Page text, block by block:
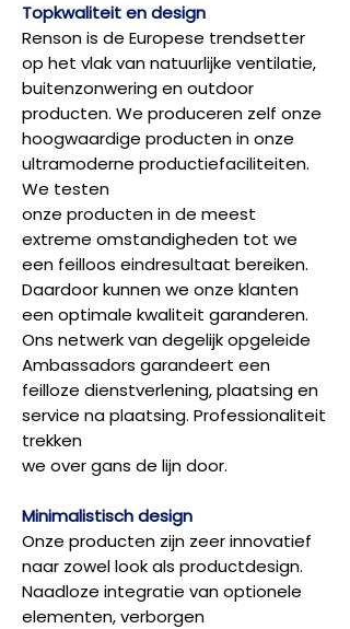
Topkwaliteit en design
Renson is de Europese trendsetter
op het vlak van natuurlijke ventilatie,
buitenzonwering en outdoor
producten. We produceren zelf onze
hoogwaardige producten in onze
ultramoderne productiefaciliteiten.
We testen
onze producten in de meest
extreme omstandigheden tot we
een feilloos eindresultaat bereiken.
Daardoor kunnen we onze klanten
een optimale kwaliteit garanderen.
Ons netwerk van degelijk opgeleide
Ambassadors garandeert een
feilloze dienstverlening, plaatsing en
service na plaatsing. Professionaliteit
trekken
we over gans de lijn door.
Minimalistisch design
Onze producten zijn zeer innovatief
naar zowel look als productdesign.
Naadloze integratie van optionele
elementen, verborgen